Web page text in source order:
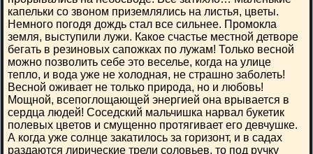
капельки со звоном приземлялись на листья, цветы.
Немного погодя дождь стал все сильнее. Промокла
земля, выступили лужи. Какое счастье местной детворе
бегать в резиновых сапожках по лужам! Только весной
можно позволить себе это веселье, когда на улице
тепло, и вода уже не холодная, не страшно заболеть!
Весной оживает не только природа, но и любовь!
Мощной, всепоглощающей энергией она врывается в
сердца людей! Соседский мальчишка нарвал букетик
полевых цветов и смущенно протягивает его девчушке.
А когда уже солнце закатилось за горизонт, и в садах
раздаются лирические трели соловьев, то под ручку